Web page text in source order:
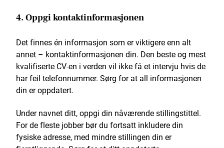
4. Oppgi kontaktinformasjonen
Det finnes én informasjon som er viktigere enn alt
annet – kontaktinformasjonen din. Den beste og mest
kvalifiserte CV-en i verden vil ikke få et intervju hvis de
har feil telefonnummer. Sørg for at all informasjonen
din er oppdatert.
Under navnet ditt, oppgi din nåværende stillingstittel.
For de fleste jobber bør du fortsatt inkludere din
fysiske adresse, med mindre stillingen din er